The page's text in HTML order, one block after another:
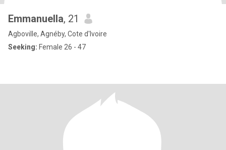
Emmanuella, 21
Agboville, Agnéby, Cote d'Ivoire
Seeking: Female 26 - 47